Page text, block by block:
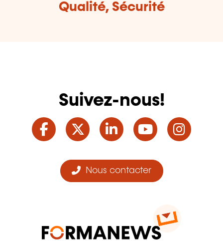
Qualité, Sécurité
Suivez-nous!
Facebook
TwitterLinkedInYouTube
Nous contacter